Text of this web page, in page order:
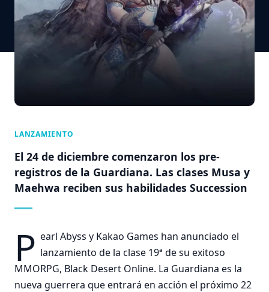
LANZAMIENTO
El 24 de diciembre comenzaron los pre-
registros de la Guardiana. Las clases Musa y
Maehwa reciben sus habilidades Succession
P earl Abyss y Kakao Games han anunciado el
lanzamiento de la clase 19ª de su exitoso
MMORPG, Black Desert Online. La Guardiana es la
nueva guerrera que entrará en acción el próximo 22